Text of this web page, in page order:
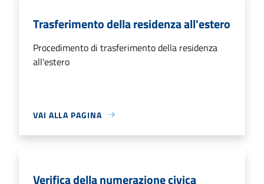
Trasferimento della residenza all'estero
Procedimento di trasferimento della residenza
all'estero
VAI ALLA PAGINA
Verifica della numerazione civica